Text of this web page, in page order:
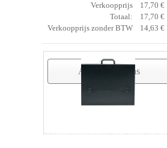
Verkoopprijs
17,70 €
Totaal:
17,70 €
Verkoopprijs zonder BTW
14,63 €
Artikelgegevens
Transportmap Case 105x75cm